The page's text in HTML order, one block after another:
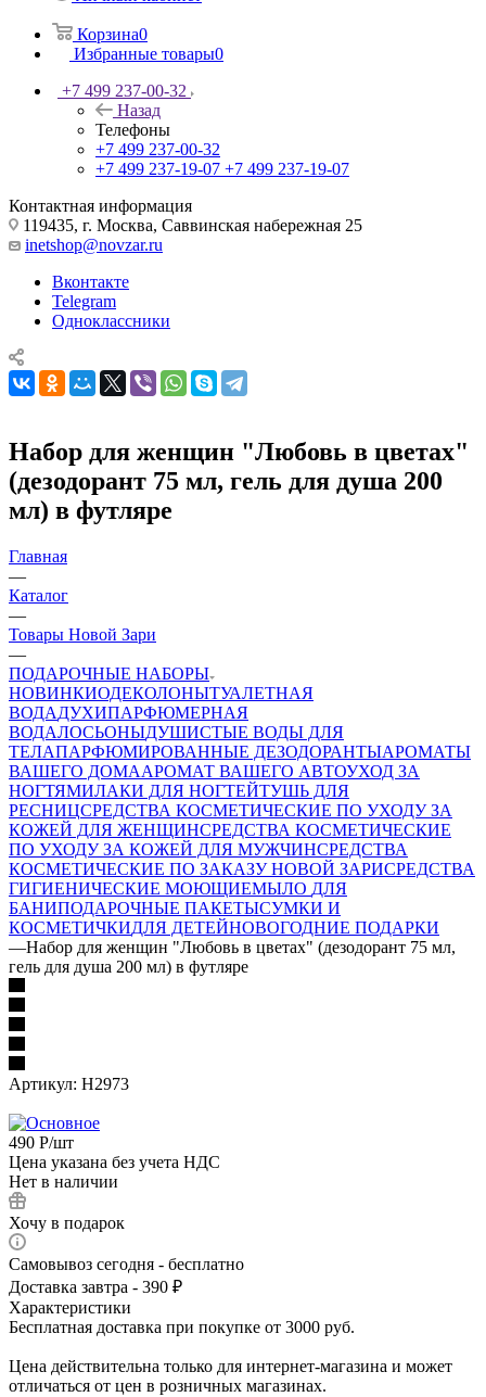
Корзина0
Избранные товары0
+7 499 237-00-32
Назад
Телефоны
+7 499 237-00-32
+7 499 237-19-07 +7 499 237-19-07
Контактная информация
119435, г. Москва, Саввинская набережная 25
inetshop@novzar.ru
Вконтакте
Telegram
Одноклассники
Набор для женщин "Любовь в цветах"
(дезодорант 75 мл, гель для душа 200
мл) в футляре
Главная
—
Каталог
—
Товары Новой Зари
—
ПОДАРОЧНЫЕ НАБОРЫ
НОВИНКИОДЕКОЛОНЫТУАЛЕТНАЯ
ВОДАДУХИПАРФЮМЕРНАЯ
ВОДАЛОСЬОНЫДУШИСТЫЕ ВОДЫ ДЛЯ
ТЕЛАПАРФЮМИРОВАННЫЕ ДЕЗОДОРАНТЫАРОМАТЫ
ВАШЕГО ДОМААРОМАТ ВАШЕГО АВТОУХОД ЗА
НОГТЯМИЛАКИ ДЛЯ НОГТЕЙТУШЬ ДЛЯ
РЕСНИЦСРЕДСТВА КОСМЕТИЧЕСКИЕ ПО УХОДУ ЗА
КОЖЕЙ ДЛЯ ЖЕНЩИНСРЕДСТВА КОСМЕТИЧЕСКИЕ
ПО УХОДУ ЗА КОЖЕЙ ДЛЯ МУЖЧИНСРЕДСТВА
КОСМЕТИЧЕСКИЕ ПО ЗАКАЗУ НОВОЙ ЗАРИСРЕДСТВА
ГИГИЕНИЧЕСКИЕ МОЮЩИЕМЫЛО ДЛЯ
БАНИПОДАРОЧНЫЕ ПАКЕТЫСУМКИ И
КОСМЕТИЧКИДЛЯ ДЕТЕЙНОВОГОДНИЕ ПОДАРКИ
—Набор для женщин "Любовь в цветах" (дезодорант 75 мл,
гель для душа 200 мл) в футляре
Артикул: Н2973
490 Р/шт
Цена указана без учета НДС
Нет в наличии
Хочу в подарок
Самовывоз сегодня - бесплатно
Доставка завтра - 390 ₽
Характеристики
Бесплатная доставка при покупке от 3000 руб.
Цена действительна только для интернет-магазина и может
отличаться от цен в розничных магазинах.